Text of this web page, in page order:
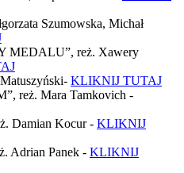
Szumowska, Michał
MEDALU”, reż. Xawery
KLIKNIJ TUTAJ
reż. Mara Tamkovich -
Damian Kocur - KLIKNIJ
Adrian Panek - KLIKNIJ